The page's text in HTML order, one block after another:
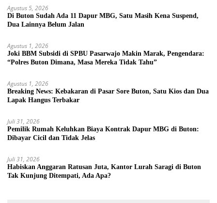
Agustus 5, 2026
Di Buton Sudah Ada 11 Dapur MBG, Satu Masih Kena Suspend,
Dua Lainnya Belum Jalan
Agustus 1, 2026
Joki BBM Subsidi di SPBU Pasarwajo Makin Marak, Pengendara:
“Polres Buton Dimana, Masa Mereka Tidak Tahu”
Agustus 1, 2026
Breaking News: Kebakaran di Pasar Sore Buton, Satu Kios dan Dua
Lapak Hangus Terbakar
Juli 31, 2026
Pemilik Rumah Keluhkan Biaya Kontrak Dapur MBG di Buton:
Dibayar Cicil dan Tidak Jelas
Juli 31, 2026
Habiskan Anggaran Ratusan Juta, Kantor Lurah Saragi di Buton
Tak Kunjung Ditempati, Ada Apa?